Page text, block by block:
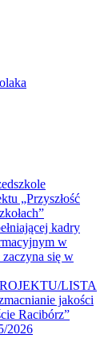
„Przyszłość
kadry
w
zaczyna się w
LISTA
jakości
Racibórz”
2026